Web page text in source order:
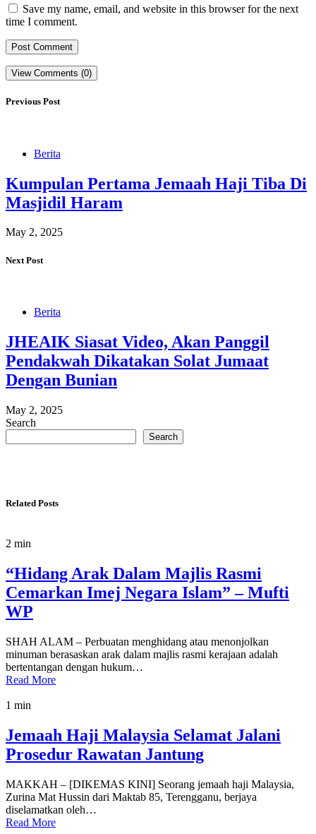
Save my name, email, and website in this browser for the next
time I comment.
View Comments (0)
Previous Post
Berita
Kumpulan Pertama Jemaah Haji Tiba Di
Masjidil Haram
May 2, 2025
Next Post
Berita
JHEAIK Siasat Video, Akan Panggil
Pendakwah Dikatakan Solat Jumaat
Dengan Bunian
May 2, 2025
Search
Search
Related Posts
2 min
“Hidang Arak Dalam Majlis Rasmi
Cemarkan Imej Negara Islam” – Mufti
WP
SHAH ALAM – Perbuatan menghidang atau menonjolkan
minuman berasaskan arak dalam majlis rasmi kerajaan adalah
bertentangan dengan hukum…
Read More
1 min
Jemaah Haji Malaysia Selamat Jalani
Prosedur Rawatan Jantung
MAKKAH – [DIKEMAS KINI] Seorang jemaah haji Malaysia,
Zurina Mat Hussin dari Maktab 85, Terengganu, berjaya
diselamatkan oleh…
Read More